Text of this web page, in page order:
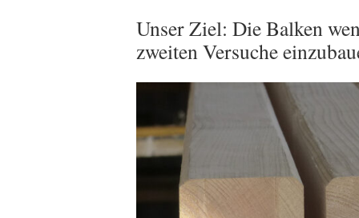
Unser Ziel: Die Balken
zweiten Versuche